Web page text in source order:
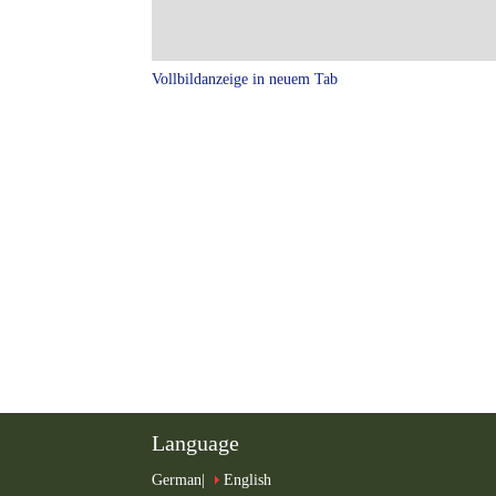
Vollbildanzeige in neuem Tab
Language
German English